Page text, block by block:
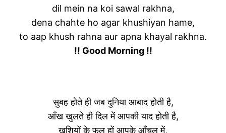
dil mein na koi sawal rakhna,
dena chahte ho agar khushiyan hame,
to aap khush rahna aur apna khayal rakhna.
!! Good Morning !!
सुबह होते ही जब दुनिया आबाद होती है,
आँख खुलते ही दिल में आपकी याद होती है,
खुशियों के फूल हों आपके आँचल में,